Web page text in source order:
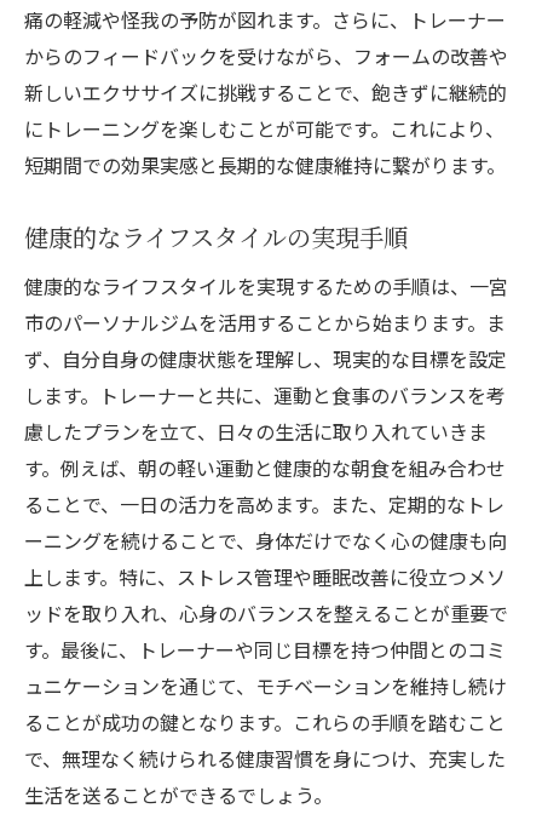
痛の軽減や怪我の予防が図れます。さらに、トレーナー
からのフィードバックを受けながら、フォームの改善や
新しいエクササイズに挑戦することで、飽きずに継続的
にトレーニングを楽しむことが可能です。これにより、
短期間での効果実感と長期的な健康維持に繋がります。
健康的なライフスタイルの実現手順
健康的なライフスタイルを実現するための手順は、一宮
市のパーソナルジムを活用することから始まります。ま
ず、自分自身の健康状態を理解し、現実的な目標を設定
します。トレーナーと共に、運動と食事のバランスを考
慮したプランを立て、日々の生活に取り入れていきま
す。例えば、朝の軽い運動と健康的な朝食を組み合わせ
ることで、一日の活力を高めます。また、定期的なトレ
ーニングを続けることで、身体だけでなく心の健康も向
上します。特に、ストレス管理や睡眠改善に役立つメソ
ッドを取り入れ、心身のバランスを整えることが重要で
す。最後に、トレーナーや同じ目標を持つ仲間とのコミ
ュニケーションを通じて、モチベーションを維持し続け
ることが成功の鍵となります。これらの手順を踏むこと
で、無理なく続けられる健康習慣を身につけ、充実した
生活を送ることができるでしょう。